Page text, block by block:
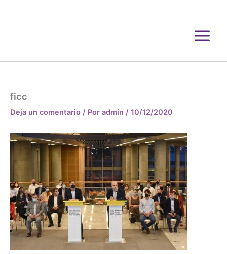
ficc
Deja un comentario / Por admin / 10/12/2020